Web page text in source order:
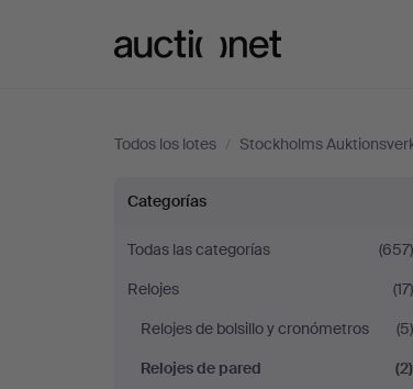
Todos los lotes / Stockholms
Relojes
de
pared
en
Categorías
Todas las categorías
(657)
Relojes
(17)
Relojes de bolsillo y cronómetros
(5)
Relojes de pared
(2)